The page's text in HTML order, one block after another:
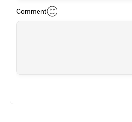
Comment